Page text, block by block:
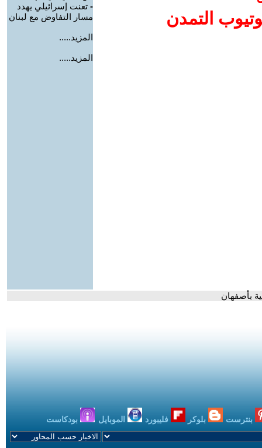
التمدن
- تعنت إسرائيلي يهدد
مسار التفاوض مع لبنان
المزيد.....
المزيد.....
بأصفهان
بنترست بلوكر فليبورد الموبايل بودكاست